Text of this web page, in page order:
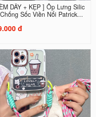
DÂY + KẸP ] Ốp Lưng Silic
Sốc Viền Nổi Patrick...
đ